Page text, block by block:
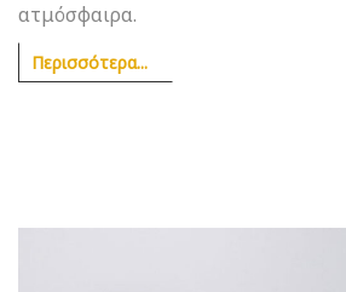
ατμόσφαιρα.
Περισσότερα...